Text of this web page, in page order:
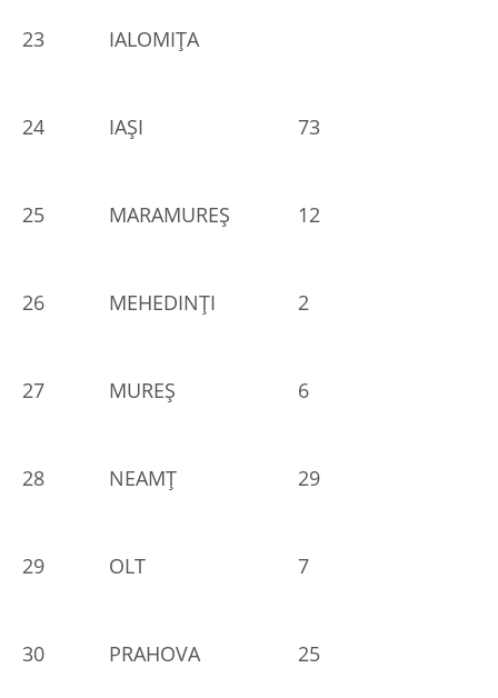
23 IALOMIŢA
24 IAŞI 73
25 MARAMUREŞ 12
26 MEHEDINŢI 2
27 MUREŞ 6
28 NEAMŢ 29
29 OLT 7
30 PRAHOVA 25